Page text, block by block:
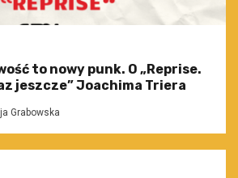
to nowy punk. O „Reprise.
jeszcze” Joachima Triera
Grabowska